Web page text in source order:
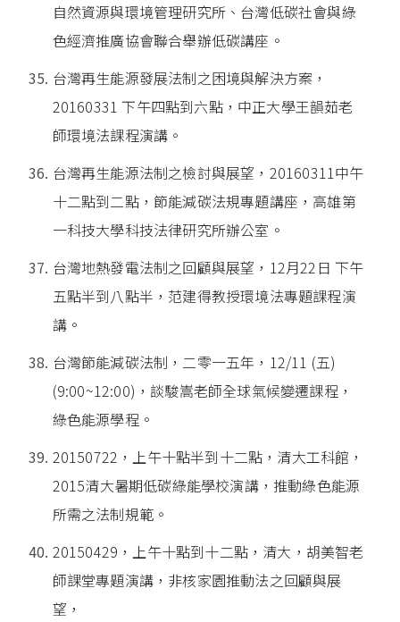
自然資源與環境管理研究所、台灣低碳社會與綠
色經濟推廣協會聯合舉辦低碳講座。
台灣再生能源發展法制之困境與解決方案，
20160331 下午四點到六點，中正大學王韻茹老
師環境法課程演講。
台灣再生能源法制之檢討與展望，20160311中午
十二點到二點，節能減碳法規專題講座，高雄第
一科技大學科技法律研究所辦公室。
台灣地熱發電法制之回顧與展望，12月22日 下午
五點半到八點半，范建得教授環境法專題課程演
講。
台灣節能減碳法制，二零一五年，12/11 (五)
(9:00~12:00)，談駿嵩老師全球氣候變遷課程，
綠色能源學程。
20150722，上午十點半到十二點，清大工科館，
2015清大暑期低碳綠能學校演講，推動綠色能源
所需之法制規範。
20150429，上午十點到十二點，清大，胡美智老
師課堂專題演講，非核家園推動法之回顧與展
望，